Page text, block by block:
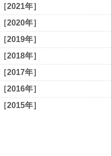
［2021年］
［2020年］
［2019年］
［2018年］
［2017年］
［2016年］
［2015年］